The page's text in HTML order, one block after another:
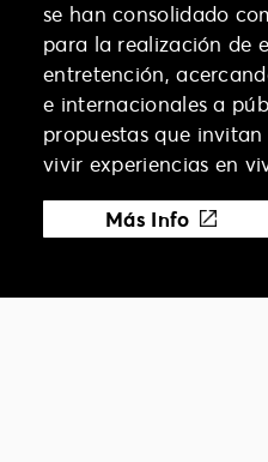
se han consolidado
para la realización de
entretención,
e internacionales a
propuestas que
vivir experiencias en
Más Info